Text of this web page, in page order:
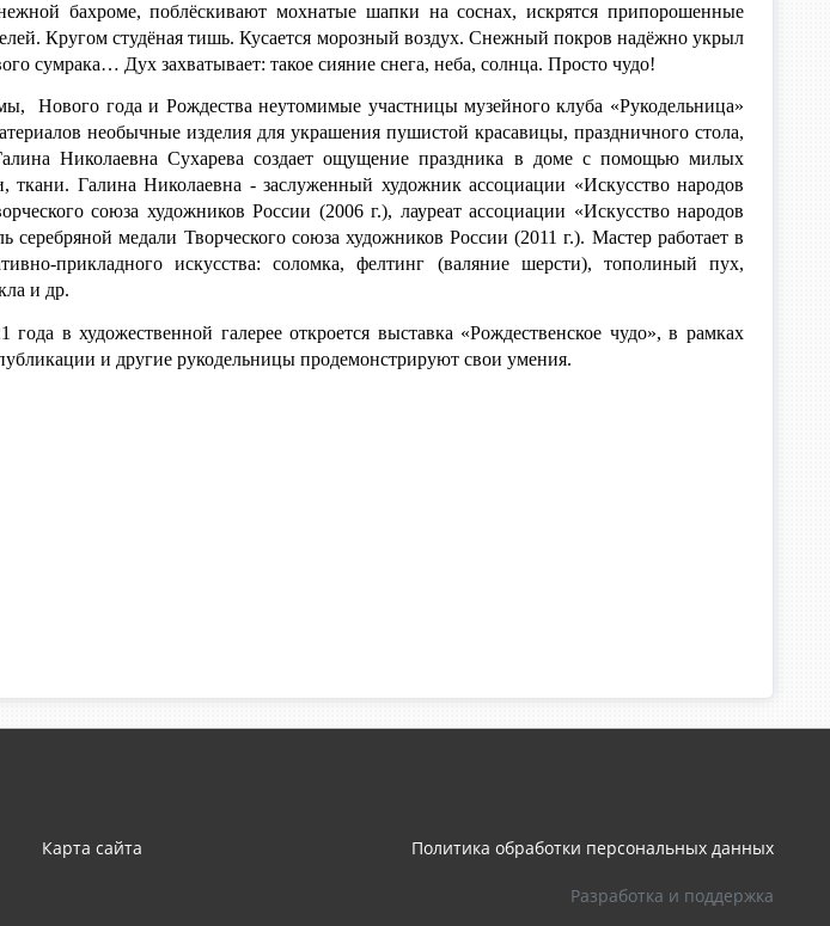
бахроме, поблёскивают мохнатые шапки на соснах, искрятся припорошенные
Кругом студёная тишь. Кусается морозный воздух. Снежный покров надёжно укрыл
сумрака… Дух захватывает: такое сияние снега, неба, солнца. Просто чудо!
Нового года и Рождества неутомимые участницы музейного клуба «Рукодельница»
необычные изделия для украшения пушистой красавицы, праздничного стола,
Николаевна Сухарева создает ощущение праздника в доме с помощью милых
ткани. Галина Николаевна - заслуженный художник ассоциации «Искусство народов
союза художников России (2006 г.), лауреат ассоциации «Искусство народов
серебряной медали Творческого союза художников России (2011 г.). Мастер работает в
прикладного искусства: соломка, фелтинг (валяние шерсти), тополиный пух,
и др.
года в художественной галерее откроется выставка «Рождественское чудо», в рамках
и другие рукодельницы продемонстрируют свои умения.
Карта сайта Политика обработки персональных данных
Разработка и поддержка